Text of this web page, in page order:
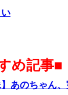
め記事■
】あのちゃん